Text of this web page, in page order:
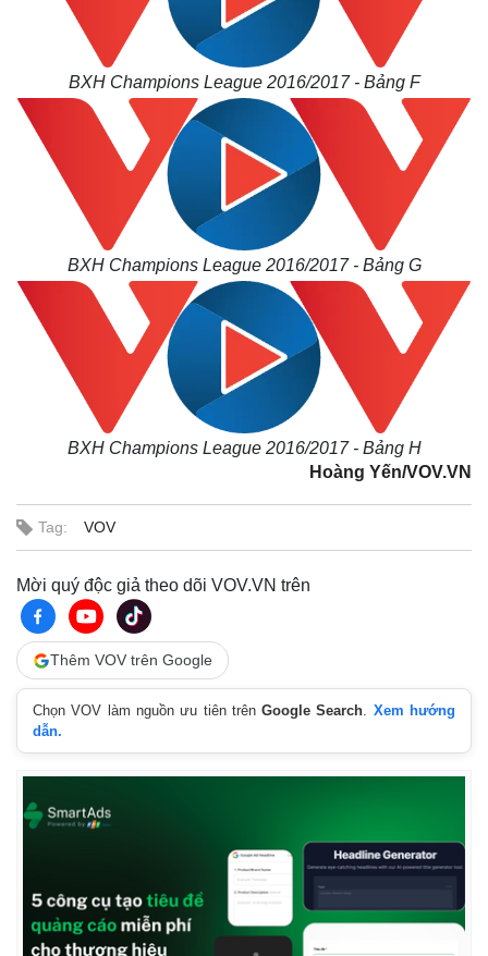
Khởi nghiệp
Chứng khoán
Giá cà phê
BXH Champions League 2016/2017 - Bảng F
BXH Champions League 2016/2017 - Bảng G
BXH Champions League 2016/2017 - Bảng H
Hoàng Yến/VOV.VN
Tag: VOV
Mời quý độc giả theo dõi VOV.VN trên
Thêm VOV trên Google
Chọn VOV làm nguồn ưu tiên trênGoogle Search. Xem hướng
dẫn.